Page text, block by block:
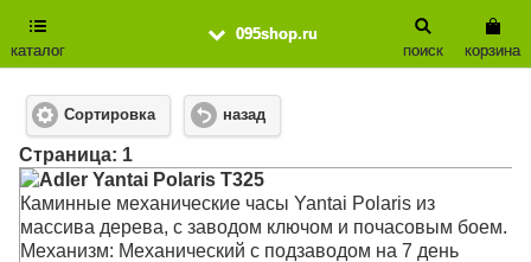
095shop.ru
каталог
корзина
поиск
Сортировка назад
Cтраница: 1
Adler Yantai Polaris T325
Каминные механические часы Yantai Polaris из
массива дерева, с заводом ключом и почасовым боем.
Механизм: Механический с подзаводом на 7 день